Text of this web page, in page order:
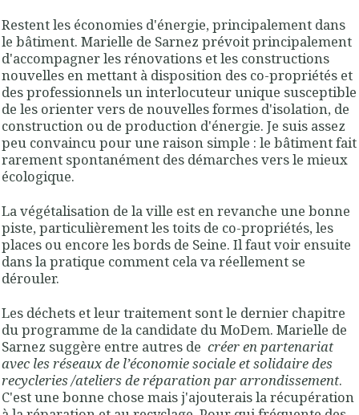
Restent les économies d'énergie, principalement dans
le bâtiment. Marielle de Sarnez prévoit principalement
d'accompagner les rénovations et les constructions
nouvelles en mettant à disposition des co-propriétés et
des professionnels un interlocuteur unique susceptible
de les orienter vers de nouvelles formes d'isolation, de
construction ou de production d'énergie. Je suis assez
peu convaincu pour une raison simple : le bâtiment fait
rarement spontanément des démarches vers le mieux
écologique.
La végétalisation de la ville est en revanche une bonne
piste, particulièrement les toits de co-propriétés, les
places ou encore les bords de Seine. Il faut voir ensuite
dans la pratique comment cela va réellement se
dérouler.
Les déchets et leur traitement sont le dernier chapitre
du programme de la candidate du MoDem. Marielle de
Sarnez suggère entre autres de créer en partenariat
avec les réseaux de l’économie sociale et solidaire des
recycleries /ateliers de réparation par arrondissement.
C'est une bonne chose mais j'ajouterais la récupération